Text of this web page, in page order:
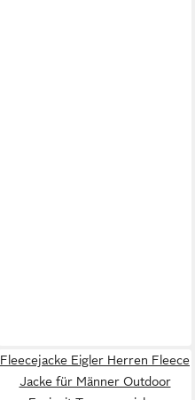
Fleecejacke Eigler Herren Fleece
Jacke für Männer Outdoor